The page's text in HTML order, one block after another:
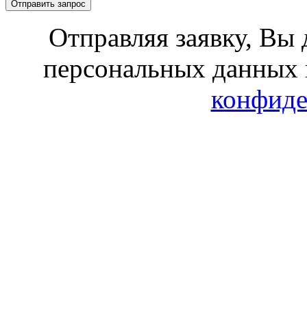
Отправляя заявку, Вы
персональных данных